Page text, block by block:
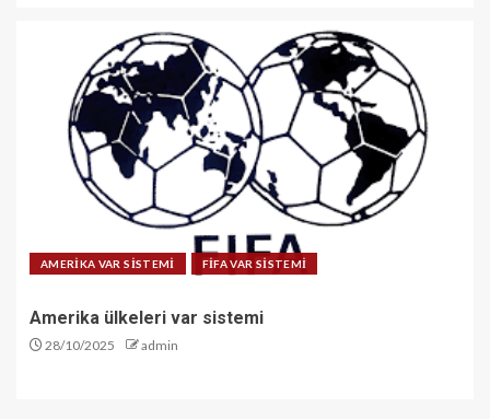
AMERİKA VAR SİSTEMİ FİFA VAR SİSTEMİ
Amerika ülkeleri var sistemi
28/10/2025 admin